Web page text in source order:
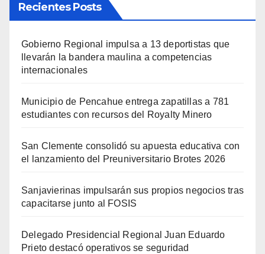
Recientes Posts
Gobierno Regional impulsa a 13 deportistas que
llevarán la bandera maulina a competencias
internacionales
Municipio de Pencahue entrega zapatillas a 781
estudiantes con recursos del Royalty Minero
San Clemente consolidó su apuesta educativa con
el lanzamiento del Preuniversitario Brotes 2026
Sanjavierinas impulsarán sus propios negocios tras
capacitarse junto al FOSIS
Delegado Presidencial Regional Juan Eduardo
Prieto destacó operativos se seguridad